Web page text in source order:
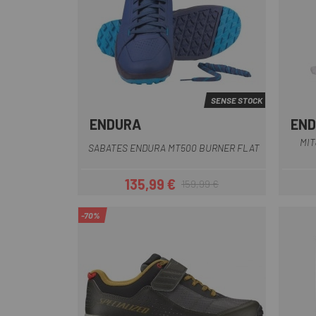
Blau
SENSE STOCK
ENDURA
SABATES ENDURA MT500 BURNER FLAT
Preu
135,99 €Preu regular
159,99 €
-70%